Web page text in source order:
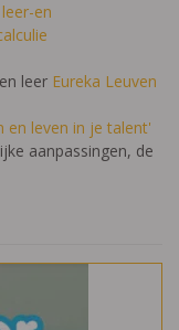
en
en leer Eureka Leuven
en leven in je talent'
aanpassingen, de